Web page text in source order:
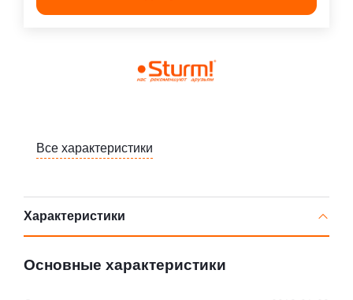
Все характеристики
Характеристики
Основные характеристики